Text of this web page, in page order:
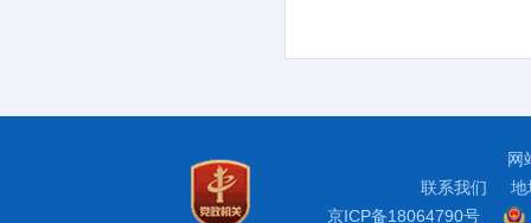
网
联系我们
地
京ICP备18064790号